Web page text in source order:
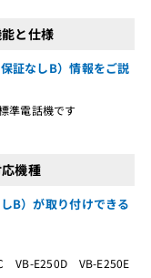
と仕様
証なしB）情報をご説
準電話機です
機種
B）が取り付けできる
VB-E250D VB-E250E